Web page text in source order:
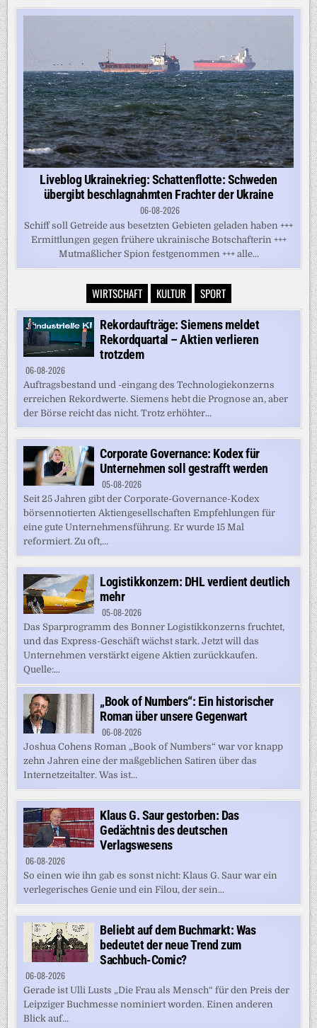
Liveblog Ukrainekrieg: Schattenflotte: Schweden
übergibt beschlagnahmten Frachter der Ukraine
06-08-2026
Schiff soll Getreide aus besetzten Gebieten geladen haben +++
Ermittlungen gegen frühere ukrainische Botschafterin +++
Mutmaßlicher Spion festgenommen +++ alle...
WIRTSCHAFT KULTUR SPORT
Rekordaufträge: Siemens meldet
Rekordquartal – Aktien verlieren
trotzdem
06-08-2026
Auftragsbestand und -eingang des Technologiekonzerns
erreichen Rekordwerte. Siemens hebt die Prognose an, aber
der Börse reicht das nicht. Trotz erhöhter...
Corporate Governance: Kodex für
Unternehmen soll gestrafft werden
05-08-2026
Seit 25 Jahren gibt der Corporate-Governance-Kodex
börsennotierten Aktiengesellschaften Empfehlungen für
eine gute Unternehmensführung. Er wurde 15 Mal
reformiert. Zu oft,...
Logistikkonzern: DHL verdient deutlich
mehr
05-08-2026
Das Sparprogramm des Bonner Logistikkonzerns fruchtet,
und das Express-Geschäft wächst stark. Jetzt will das
Unternehmen verstärkt eigene Aktien zurückkaufen.
Quelle:...
„Book of Numbers“: Ein historischer
Roman über unsere Gegenwart
06-08-2026
Joshua Cohens Roman „Book of Numbers“ war vor knapp
zehn Jahren eine der maßgeblichen Satiren über das
Internetzeitalter. Was ist...
Klaus G. Saur gestorben: Das
Gedächtnis des deutschen
Verlagswesens
06-08-2026
So einen wie ihn gab es sonst nicht: Klaus G. Saur war ein
verlegerisches Genie und ein Filou, der sein...
Beliebt auf dem Buchmarkt: Was
bedeutet der neue Trend zum
Sachbuch-Comic?
06-08-2026
Gerade ist Ulli Lusts „Die Frau als Mensch“ für den Preis der
Leipziger Buchmesse nominiert worden. Einen anderen
Blick auf...